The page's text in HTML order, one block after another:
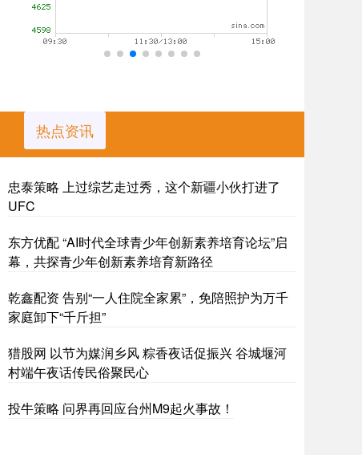
热点资讯
忠泰策略 上过综艺走过秀，这个新疆小伙打进了
UFC
东方优配 “AI时代全球青少年创新素养培育论坛”启
幕，共探青少年创新素养培育新路径
乾鑫配资 告别“一人住院全家累”，免陪照护为万千
家庭卸下“千斤担”
猎股网 以节为媒润乡风 粽香夜话促振兴 谷城堰河
村端午夜话传民俗聚民心
投牛策略 问界再回应台州M9起火事故！